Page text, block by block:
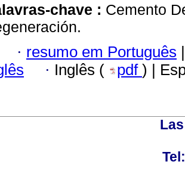
chave : Cemento
· resumo em Português
· Inglês ( pdf ) |